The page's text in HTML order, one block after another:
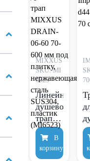
черный
(MI6169)
MIXXUS
SKU: MI
6523
Линейный
душевой
трап
MIXXUS
DRAIN-
06-60
В
корзину